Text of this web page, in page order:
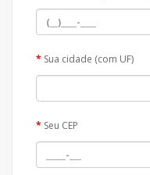
Sua cidade (com UF)
Seu CEP